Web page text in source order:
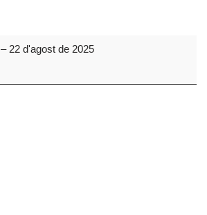
– 22 d'agost de 2025